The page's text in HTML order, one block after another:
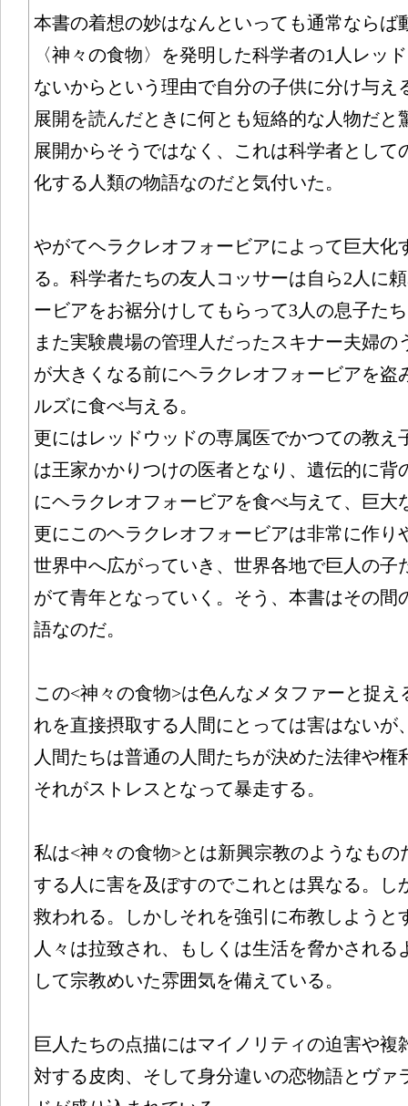
本書の着想の妙はなんといっても通常ならば
〈神々の食物〉を発明した科学者の1人レッ
ないからという理由で自分の子供に分け与え
展開を読んだときに何とも短絡的な人物だと
展開からそうではなく、これは科学者として
化する人類の物語なのだと気付いた。
やがてヘラクレオフォービアによって巨大化
る。科学者たちの友人コッサーは自ら2人に
ービアをお裾分けしてもらって3人の息子た
また実験農場の管理人だったスキナー夫婦の
が大きくなる前にヘラクレオフォービアを盗
ルズに食べ与える。
更にはレッドウッドの専属医でかつての教え
は王家かかりつけの医者となり、遺伝的に背
にヘラクレオフォービアを食べ与えて、巨大
更にこのヘラクレオフォービアは非常に作り
世界中へ広がっていき、世界各地で巨人の子
がて青年となっていく。そう、本書はその間
語なのだ。
この<神々の食物>は色んなメタファーと捉
れを直接摂取する人間にとっては害はないが
人間たちは普通の人間たちが決めた法律や権
それがストレスとなって暴走する。
私は<神々の食物>とは新興宗教のようなも
する人に害を及ぼすのでこれとは異なる。し
救われる。しかしそれを強引に布教しようと
人々は拉致され、もしくは生活を脅かされる
して宗教めいた雰囲気を備えている。
巨人たちの点描にはマイノリティの迫害や複
対する皮肉、そして身分違いの恋物語とヴァ